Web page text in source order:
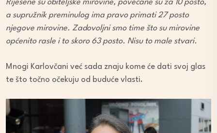
Riješene su obiteljske mirovine, povećane su za 10 posto,
a supružnik preminulog ima pravo primati 27 posto
njegove mirovine. Zadovoljni smo time što su mirovine
općenito rasle i to skoro 63 posto. Nisu to male stvari.
Mnogi Karlovčani već sada znaju kome će dati svoj glas
te što točno očekuju od buduće vlasti.